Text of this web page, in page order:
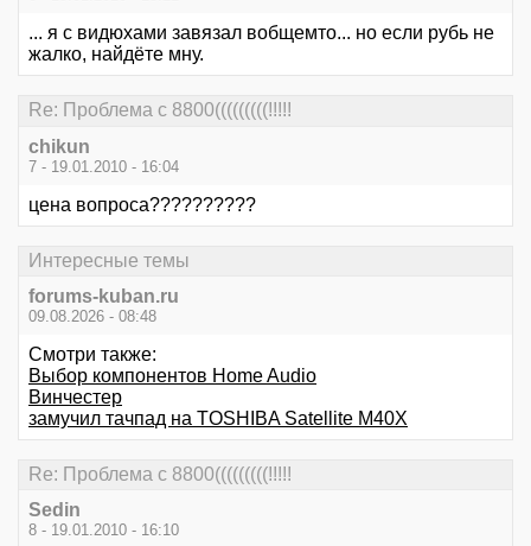
... я с видюхами завязал вобщемто... но если рубь не
жалко, найдёте мну.
Re: Проблема с 8800(((((((((!!!!!
chikun
7 - 19.01.2010 - 16:04
цена вопроса??????????
Интересные темы
forums-kuban.ru
09.08.2026 - 08:48
Смотри также:
Выбор компонентов Home Audio
Винчестер
замучил тачпад на TOSHIBA Satellite M40X
Re: Проблема с 8800(((((((((!!!!!
Sedin
8 - 19.01.2010 - 16:10